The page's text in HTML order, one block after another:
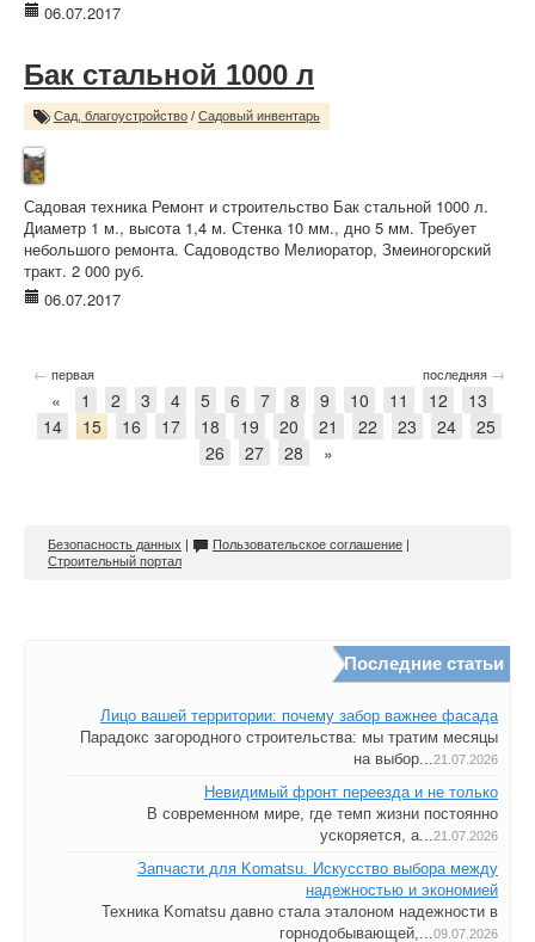
06.07.2017
Бак стальной 1000 л
Сад, благоустройство / Садовый инвентарь
Садовая техника Ремонт и строительство Бак стальной 1000 л.
Диаметр 1 м., высота 1,4 м. Стенка 10 мм., дно 5 мм. Требует
небольшого ремонта. Садоводство Мелиоратор, Змеиногорский
тракт. 2 000 руб.
06.07.2017
← первая последняя →
« 1 2 3 4 5 6 7 8 9 10 11 12
13
14
15 16 17 18 19 20 21 22 23 24
25
26
27 28 »
Безопасность данных Пользовательское соглашение
Строительный портал
Последние статьи
Лицо вашей территории: почему забор важнее фасада
Парадокс загородного строительства: мы тратим месяцы
на выбор...21.07.2026
Невидимый фронт переезда и не только
В современном мире, где темп жизни постоянно
ускоряется, а...21.07.2026
Запчасти для Komatsu. Искусство выбора между
надежностью и экономией
Техника Komatsu давно стала эталоном надежности в
горнодобывающей,...09.07.2026